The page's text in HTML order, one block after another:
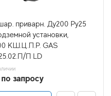
приварн. Ду200 Ру25
установки,
КШ.Ц.П.Р. GAS
П LD
запросу